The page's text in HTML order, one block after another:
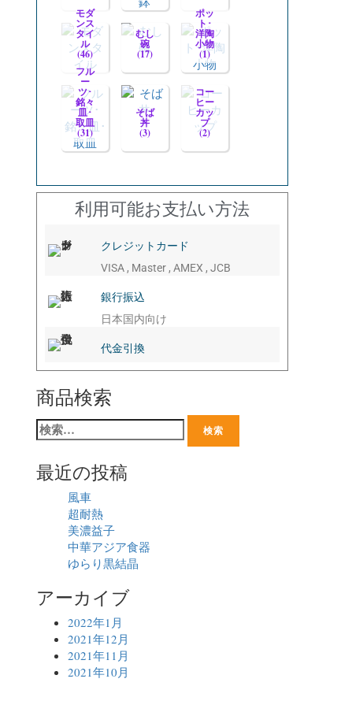
モダ
ンス
タイ
ル
(46)
むし
碗
(17)
ポッ
ト･
洋陶
小物
(1)
フル
ー
ツ･
銘々
皿･
取皿
(31)
そば
丼
(3)
コー
ヒー
カッ
プ
(2)
利用可能お支払い方法
クレジットカード
VISA , Master , AMEX , JCB
銀行振込
日本国内向け
代金引換
商品検索
最近の投稿
風車
超耐熱
美濃益子
中華アジア食器
ゆらり黒結晶
アーカイブ
2022年1月
2021年12月
2021年11月
2021年10月